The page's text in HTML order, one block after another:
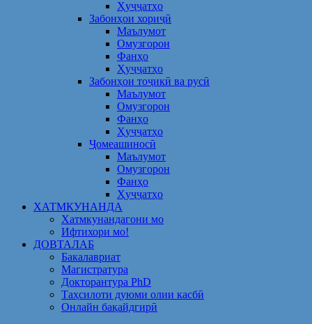
Ҳуҷҷатҳо
Забонҳои хориҷӣ
Маълумот
Омузгорон
Фанҳо
Ҳуҷҷатҳо
Забонҳои тоҷикӣ ва русӣ
Маълумот
Омузгорон
Фанҳо
Ҳуҷҷатҳо
Ҷомеашиносӣ
Маълумот
Омузгорон
Фанҳо
Ҳуҷҷатҳо
ХАТМКУНАНДА
Хатмкунандагони мо
Ифтихори мо!
ДОВТАЛАБ
Бакалавриат
Магистратура
Докторантура PhD
Таҳсилоти дуюми олии касбӣ
Онлайн бақайдгирӣ